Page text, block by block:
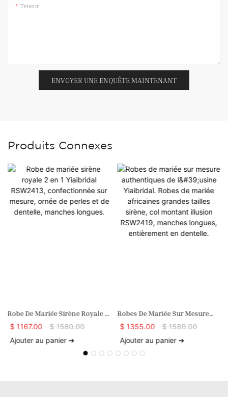
Teneur
ENVOYER UNE ENQUÊTE MAINTENANT
Produits Connexes
Robe De Mariée Sirène Royale 2
En 1 Yiaibridal RSW2413,
Ornée De Perles Et De Dentelle,
$ 1167.00 $1580.00
Ajouter au panier ➔
Robes De Mariée Sur Mesure
Authentiques De L'usine
Africaines Grandes Tailles
Sirène, Col Montant Illusion
$ 1355.00 $1580.00
Ajouter au panier ➔